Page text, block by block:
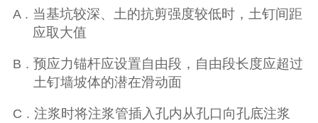
A . 当基坑较深、土的抗剪强度较低时，土钉间距
应取大值
B . 预应力锚杆应设置自由段，自由段长度应超过
土钉墙坡体的潜在滑动面
C . 注浆时将注浆管插入孔内从孔口向孔底注浆